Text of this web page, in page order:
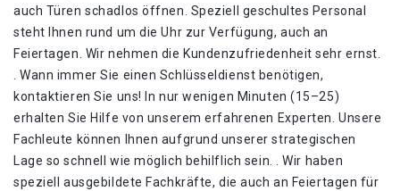
auch Türen schadlos öffnen. Speziell geschultes Personal
steht Ihnen rund um die Uhr zur Verfügung, auch an
Feiertagen. Wir nehmen die Kundenzufriedenheit sehr ernst.
. Wann immer Sie einen Schlüsseldienst benötigen,
kontaktieren Sie uns! In nur wenigen Minuten (15–25)
erhalten Sie Hilfe von unserem erfahrenen Experten. Unsere
Fachleute können Ihnen aufgrund unserer strategischen
Lage so schnell wie möglich behilflich sein. . Wir haben
speziell ausgebildete Fachkräfte, die auch an Feiertagen für